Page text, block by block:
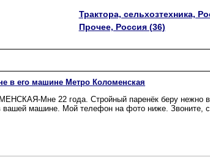
Трактора, сельхозтехника,
Прочее, Россия (36)
в его машине Метро Коломенская
Мне 22 года. Стройный паренёк беру нежно в
вашей машине. Мой телефон на фото ниже. Звоните,